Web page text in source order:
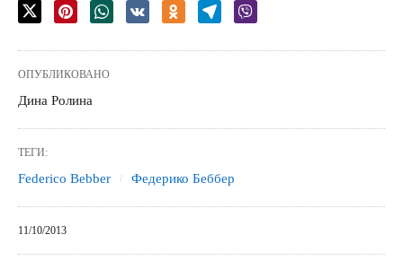
ОПУБЛИКОВАНО
Дина Ролина
ТЕГИ:
Federico Bebber Федерико Беббер
11/10/2013